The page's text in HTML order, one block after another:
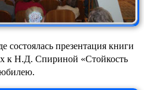
состоялась презентация книги
Н.Д. Спириной «Стойкость